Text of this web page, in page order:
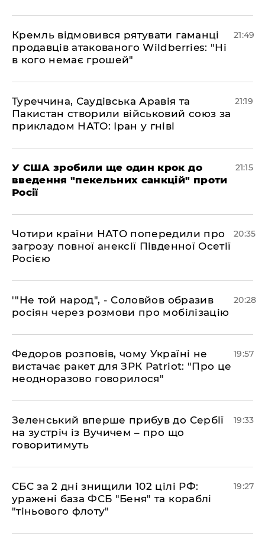
​Кремль відмовився рятувати гаманці
продавців атакованого Wildberries: "Ні
в кого немає грошей"
21:49
​Туреччина, Саудівська Аравія та
Пакистан створили військовий союз за
прикладом НАТО: Іран у гніві
21:19
​У США зробили ще один крок до
введення "пекельних санкцій" проти
Росії
21:15
​Чотири країни НАТО попередили про
загрозу повної анексії Південної Осетії
Росією
20:35
​'"Не той народ", - Соловйов образив
росіян через розмови про мобілізацію
20:28
​Федоров розповів, чому Україні не
вистачає ракет для ЗРК Patriot: "Про це
неодноразово говорилося"
19:57
​Зеленський вперше прибув до Сербії
на зустріч із Вучичем – про що
говоритимуть
19:33
​СБС за 2 дні знищили 102 цілі РФ:
уражені база ФСБ "Беня" та кораблі
"тіньового флоту"
19:27